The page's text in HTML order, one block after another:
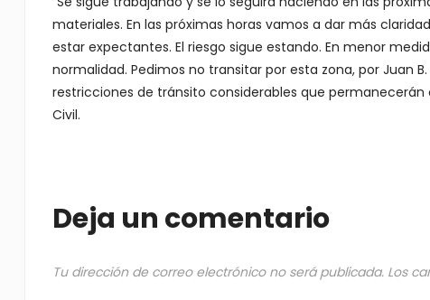
materiales. En las próximas horas vamos a dar más
estar expectantes. El riesgo sigue estando. En menor
normalidad. Pedimos no transitar por esta zona, por Juan
restricciones de tránsito considerables que
Civil.
Deja un comentario
Tu dirección de correo electrónico no será publicada. Los